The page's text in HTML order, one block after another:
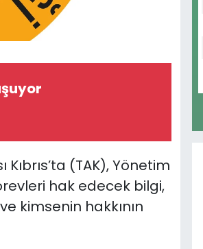
Kıbrıs’ta (TAK), Yönetim
hak edecek bilgi,
kimsenin hakkının